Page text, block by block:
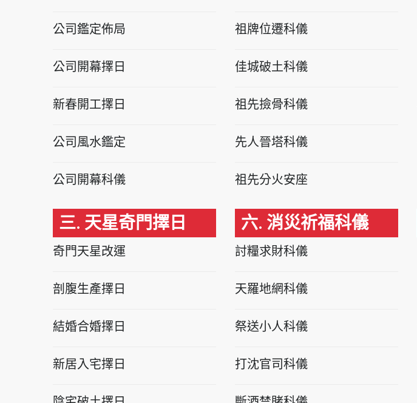
公司鑑定佈局
公司開幕擇日
新春開工擇日
公司風水鑑定
公司開幕科儀
三. 天星奇門擇日
奇門天星改運
剖腹生產擇日
結婚合婚擇日
新居入宅擇日
祖牌位遷科儀
佳城破土科儀
祖先撿骨科儀
先人晉塔科儀
祖先分火安座
六. 消災祈福科儀
討糧求財科儀
天羅地網科儀
祭送小人科儀
打沈官司科儀